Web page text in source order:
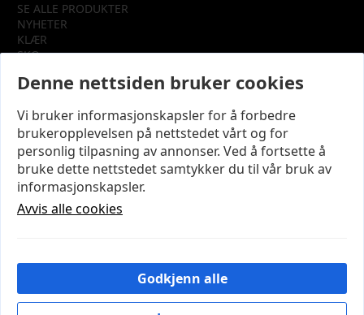
SE ALLE PRODUKTER
NYHETER
KLÆR
SKO
SALG
INFORMASJON
OM OSS
KUNDEKLUBB
KONTAKT OSS
KJØPSVILKÅR OG BETINGELSER
PERSONVERN
© 2026 NYE MODENA – Utviklet og designet avIT-
Sentralen AS
Denne nettsiden bruker cookies
Vi bruker informasjonskapsler for å forbedre
brukeropplevelsen på nettstedet vårt og for
personlig tilpasning av annonser. Ved å fortsette å
bruke dette nettstedet samtykker du til vår bruk av
informasjonskapsler.
Avvis alle cookies
Godkjenn alle